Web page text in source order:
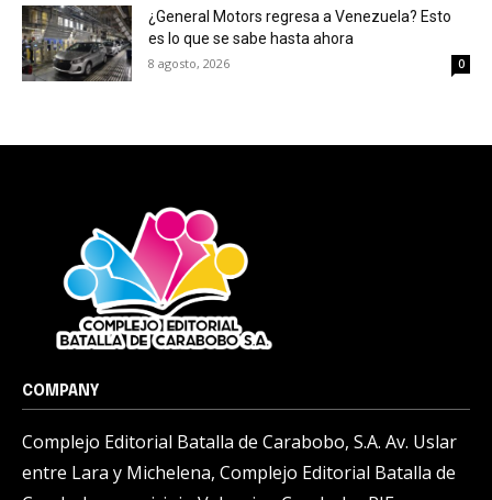
¿General Motors regresa a Venezuela? Esto
es lo que se sabe hasta ahora
8 agosto, 2026 0
COMPANY
Complejo Editorial Batalla de Carabobo, S.A. Av. Uslar
entre Lara y Michelena, Complejo Editorial Batalla de